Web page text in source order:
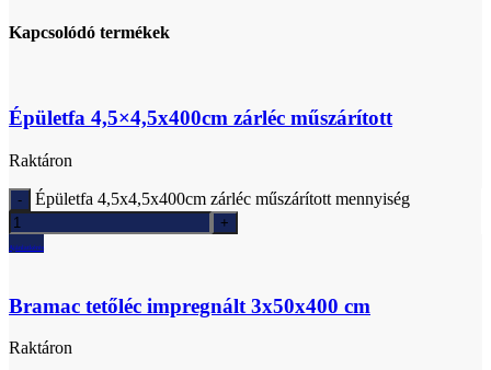
Kapcsolódó termékek
Épületfa 4,5×4,5x400cm zárléc műszárított
Raktáron
Épületfa 4,5x4,5x400cm zárléc műszárított mennyiség
Ajánlatkérés
Bramac tetőléc impregnált 3x50x400 cm
Raktáron